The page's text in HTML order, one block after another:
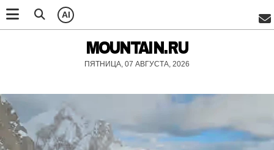
AI
MOUNTAIN.RU
ПЯТНИЦА, 07 АВГУСТА, 2026